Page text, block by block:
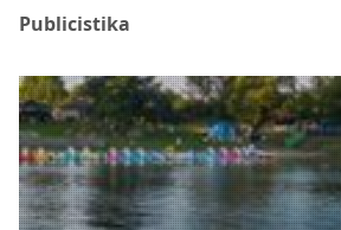
Publicistika